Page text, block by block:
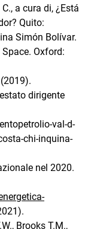
a cura di, ¿Está
Quito:
Simón Bolívar.
Oxford:
dirigente
val-d-
chi-inquina-
nel 2020.
Brooks T.M.,